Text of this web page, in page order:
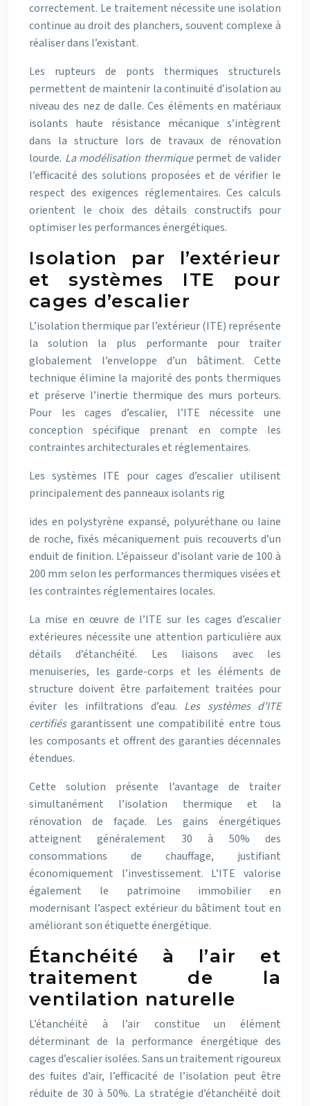
correctement. Le traitement nécessite une isolation
continue au droit des planchers, souvent complexe à
réaliser dans l’existant.
Les rupteurs de ponts thermiques structurels
permettent de maintenir la continuité d’isolation au
niveau des nez de dalle. Ces éléments en matériaux
isolants haute résistance mécanique s’intègrent
dans la structure lors de travaux de rénovation
lourde. La modélisation thermiquepermet de valider
l’efficacité des solutions proposées et de vérifier le
respect des exigences réglementaires. Ces calculs
orientent le choix des détails constructifs pour
optimiser les performances énergétiques.
Isolation par l’extérieur
et systèmes ITE pour
cages d’escalier
L’isolation thermique par l’extérieur (ITE) représente
la solution la plus performante pour traiter
globalement l’enveloppe d’un bâtiment. Cette
technique élimine la majorité des ponts thermiques
et préserve l’inertie thermique des murs porteurs.
Pour les cages d’escalier, l’ITE nécessite une
conception spécifique prenant en compte les
contraintes architecturales et réglementaires.
Les systèmes ITE pour cages d’escalier utilisent
principalement des panneaux isolants rig
ides en polystyrène expansé, polyuréthane ou laine
de roche, fixés mécaniquement puis recouverts d’un
enduit de finition. L’épaisseur d’isolant varie de 100 à
200 mm selon les performances thermiques visées et
les contraintes réglementaires locales.
La mise en œuvre de l’ITE sur les cages d’escalier
extérieures nécessite une attention particulière aux
détails d’étanchéité. Les liaisons avec les
menuiseries, les garde-corps et les éléments de
structure doivent être parfaitement traitées pour
éviter les infiltrations d’eau. Les systèmes d’ITE
certifiésgarantissent une compatibilité entre tous
les composants et offrent des garanties décennales
étendues.
Cette solution présente l’avantage de traiter
simultanément l’isolation thermique et la
rénovation de façade. Les gains énergétiques
atteignent généralement 30 à 50% des
consommations de chauffage, justifiant
économiquement l’investissement. L’ITE valorise
également le patrimoine immobilier en
modernisant l’aspect extérieur du bâtiment tout en
améliorant son étiquette énergétique.
Étanchéité à l’air et
traitement de la
ventilation naturelle
L’étanchéité à l’air constitue un élément
déterminant de la performance énergétique des
cages d’escalier isolées. Sans un traitement rigoureux
des fuites d’air, l’efficacité de l’isolation peut être
réduite de 30 à 50%. La stratégie d’étanchéité doit